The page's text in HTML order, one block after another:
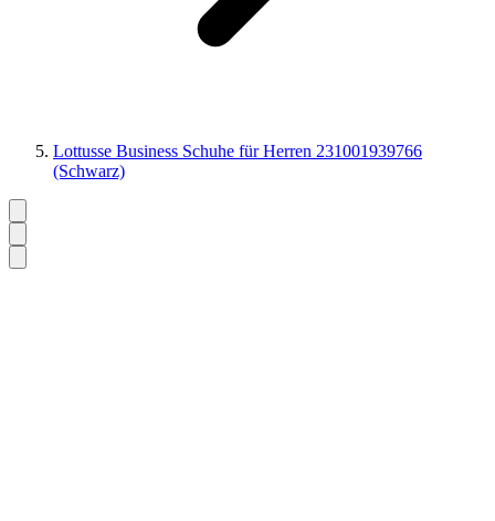
Lottusse Business Schuhe für Herren 231001939766
(Schwarz)